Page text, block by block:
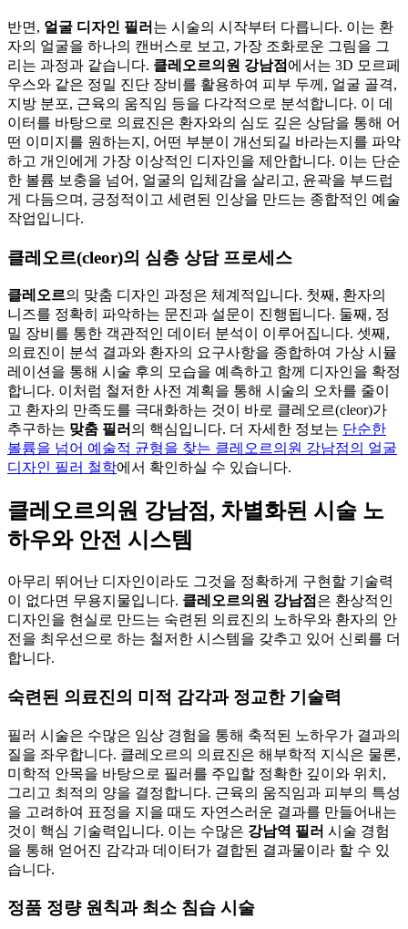
반면, 얼굴 디자인 필러 는 시술의 시작부터 다릅니다. 이는 환
자의 얼굴을 하나의 캔버스로 보고, 가장 조화로운 그림을 그
리는 과정과 같습니다. 클레오르의원 강남점 에서는 3D 모르페
우스와 같은 정밀 진단 장비를 활용하여 피부 두께, 얼굴 골격,
지방 분포, 근육의 움직임 등을 다각적으로 분석합니다. 이 데
이터를 바탕으로 의료진은 환자와의 심도 깊은 상담을 통해 어
떤 이미지를 원하는지, 어떤 부분이 개선되길 바라는지를 파악
하고 개인에게 가장 이상적인 디자인을 제안합니다. 이는 단순
한 볼륨 보충을 넘어, 얼굴의 입체감을 살리고, 윤곽을 부드럽
게 다듬으며, 긍정적이고 세련된 인상을 만드는 종합적인 예술
작업입니다.
클레오르(cleor)의 심층 상담 프로세스
클레오르의 맞춤 디자인 과정은 체계적입니다. 첫째, 환자의
니즈를 정확히 파악하는 문진과 설문이 진행됩니다. 둘째, 정
밀 장비를 통한 객관적인 데이터 분석이 이루어집니다. 셋째,
의료진이 분석 결과와 환자의 요구사항을 종합하여 가상 시뮬
레이션을 통해 시술 후의 모습을 예측하고 함께 디자인을 확정
합니다. 이처럼 철저한 사전 계획을 통해 시술의 오차를 줄이
고 환자의 만족도를 극대화하는 것이 바로 클레오르(cleor)가
추구하는 맞춤 필러 의 핵심입니다. 더 자세한 정보는 단순한
볼륨을 넘어 예술적 균형을 찾는 클레오르의원 강남점의 얼굴
디자인 필러 철학에서 확인하실 수 있습니다.
클레오르의원 강남점, 차별화된 시술 노
하우와 안전 시스템
아무리 뛰어난 디자인이라도 그것을 정확하게 구현할 기술력
이 없다면 무용지물입니다. 클레오르의원 강남점 은 환상적인
디자인을 현실로 만드는 숙련된 의료진의 노하우와 환자의 안
전을 최우선으로 하는 철저한 시스템을 갖추고 있어 신뢰를 더
합니다.
숙련된 의료진의 미적 감각과 정교한 기술력
필러 시술은 수많은 임상 경험을 통해 축적된 노하우가 결과의
질을 좌우합니다. 클레오르의 의료진은 해부학적 지식은 물론,
미학적 안목을 바탕으로 필러를 주입할 정확한 깊이와 위치,
그리고 최적의 양을 결정합니다. 근육의 움직임과 피부의 특성
을 고려하여 표정을 지을 때도 자연스러운 결과를 만들어내는
것이 핵심 기술력입니다. 이는 수많은 강남역 필러 시술 경험
을 통해 얻어진 감각과 데이터가 결합된 결과물이라 할 수 있
습니다.
정품 정량 원칙과 최소 침습 시술